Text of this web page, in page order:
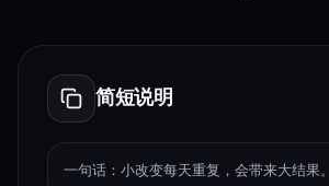
简短说明
一句话：小改变每天重复，会带来大结果。